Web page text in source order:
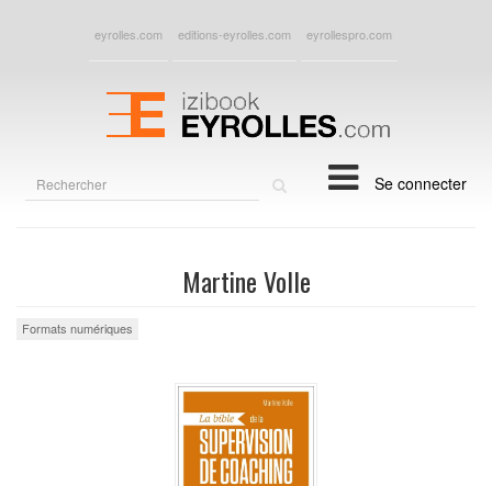
eyrolles.com editions-eyrolles.com eyrollespro.com
Se connecter
Martine Volle
Formats numériques